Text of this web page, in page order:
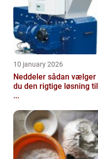
10 january 2026
Neddeler sådan vælger
du den rigtige løsning til
...